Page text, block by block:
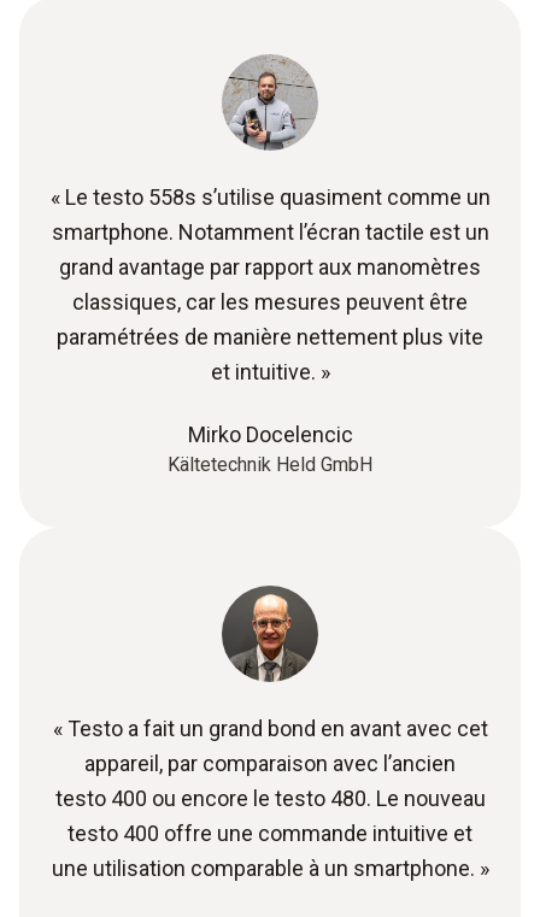
« Le testo 558s s’utilise quasiment comme un
smartphone. Notamment l’écran tactile est un
grand avantage par rapport aux manomètres
classiques, car les mesures peuvent être
paramétrées de manière nettement plus vite
et intuitive. »
Mirko Docelencic
Kältetechnik Held GmbH
« Testo a fait un grand bond en avant avec cet
appareil, par comparaison avec l’ancien
testo 400 ou encore le testo 480. Le nouveau
testo 400 offre une commande intuitive et
une utilisation comparable à un smartphone. »